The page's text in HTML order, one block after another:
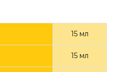
15 мл
15 мл